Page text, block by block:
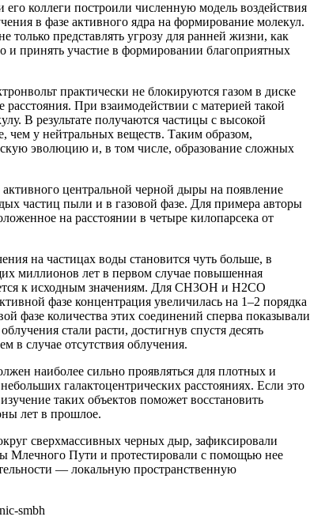
коллеги построили численную модель воздействия
в фазе активного ядра на формирование молекул.
представлять угрозу для ранней жизни, как
и принять участие в формировании благоприятных
практически не блокируются газом в диске
расстояния. При взаимодействии с материей такой
В результате получаются частицы с высокой
чем у нейтральных веществ. Таким образом,
эволюцию и, в том числе, образование сложных
центральной черной дыры на появление
частиц пыли и в газовой фазе. Для примера авторы
на расстоянии в четыре килопарсека от
на частицах воды становится чуть больше, в
миллионов лет в первом случае повышенная
к исходным значениям. Для CH3OH и H2CO
фазе концентрация увеличилась на 1–2 порядка
фазе количества этих соединений сперва показывали
стали расти, достигнув спустя десять
в случае отсутствия облучения.
наиболее сильно проявляться для плотных и
галактоцентрических расстояниях. Если это
таких объектов поможет восстановить
лет в прошлое.
сверхмассивных черных дыр, зафиксировали
Млечного Пути и протестировали с помощью нее
— локальную пространственную
smbh